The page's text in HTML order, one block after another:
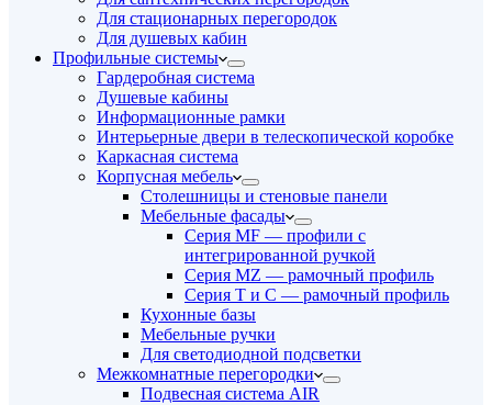
Для стационарных перегородок
Для душевых кабин
Профильные системы
Гардеробная система
Душевые кабины
Информационные рамки
Интерьерные двери в телескопической коробке
Каркасная система
Корпусная мебель
Столешницы и стеновые панели
Мебельные фасады
Серия MF — профили с
интегрированной ручкой
Серия MZ — рамочный профиль
Серия T и C — рамочный профиль
Кухонные базы
Мебельные ручки
Для светодиодной подсветки
Межкомнатные перегородки
Подвесная система AIR